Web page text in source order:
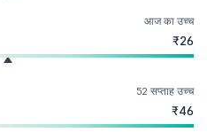
आज का उच्च
₹26
52 सप्ताह उच्च
₹46